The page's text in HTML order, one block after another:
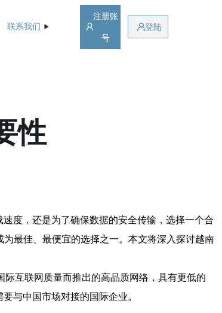
联系我们
注册账
号
登陆
性
度，还是为了确保数据的安全传输，选择一个合
最佳、最便宜的选择之一。本文将深入探讨越南
互联网质量而推出的高品质网络，具有更低的
与中国市场对接的国际企业。